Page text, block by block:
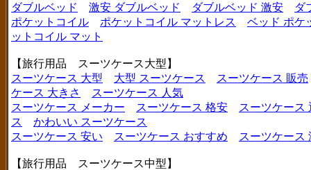
ダブルベッド
激安 ダブルベッド ダブルベッド 激安
ダ
ポケットコイル
ポケットコイル マットレス
ベッド ポケ
ットコイル マット
【旅行用品 スーツケース大型】
スーツケース 大型
大型 スーツケース
スーツケース 販売
ケース 大きさ
スーツケース 人気
スーツケース メーカー
スーツケース 格安
スーツケース
ス
かわいい スーツケース
スーツケース 安い
スーツケース おすすめ スーツケース
【旅行用品 スーツケース中型】